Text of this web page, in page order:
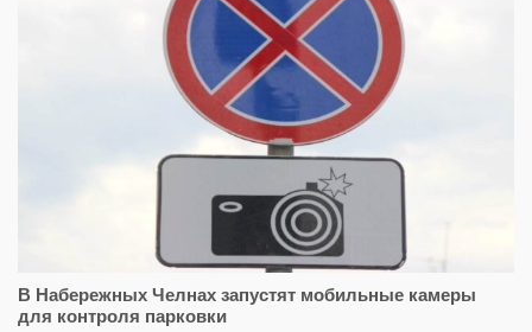
В Набережных Челнах запустят мобильные камеры
для контроля парковки